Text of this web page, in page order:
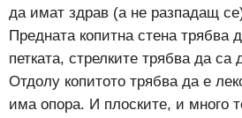
да имат здрав (а не разпадащ
Предната копитна стена трябва
петката, стрелките трябва да са
Отдолу копитото трябва да е
има опора. И плоските, и много